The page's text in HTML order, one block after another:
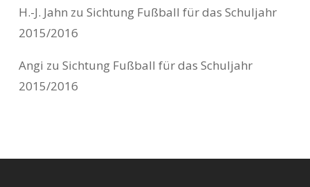
H.-J. Jahn zu Sichtung Fußball für das Schuljahr
2015/2016
Angi zu Sichtung Fußball für das Schuljahr
2015/2016